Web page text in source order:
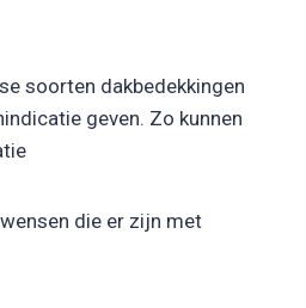
soorten dakbedekkingen
geven. Zo kunnen
die er zijn met